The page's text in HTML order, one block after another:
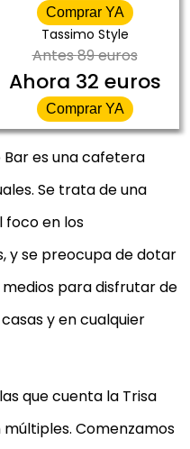
Comprar YA
Tassimo Style
Antes89 euros
Ahora 32 euros
Comprar YA
Bar es una cafetera
Se trata de una
foco en los
y se preocupa de dotar
para disfrutar de
y en cualquier
que cuenta la Trisa
Comenzamos